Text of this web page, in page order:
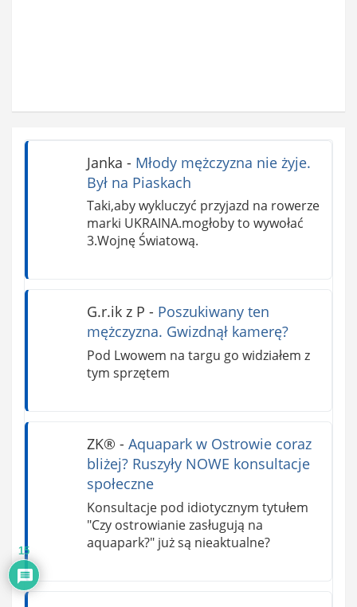
Janka - Młody mężczyzna nie żyje.
Był na Piaskach
Taki,aby wykluczyć przyjazd na rowerze
marki UKRAINA.mogłoby to wywołać
3.Wojnę Światową.
G.r.ik z P - Poszukiwany ten
mężczyzna. Gwizdnął kamerę?
Pod Lwowem na targu go widziałem z
tym sprzętem
ZK®️ - Aquapark w Ostrowie coraz
bliżej? Ruszyły NOWE konsultacje
społeczne
Konsultacje pod idiotycznym tytułem
"Czy ostrowianie zasługują na
aquapark?" już są nieaktualne?
15